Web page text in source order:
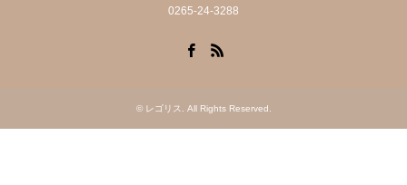
0265-24-3288
© レゴリス . All Rights Reserved.